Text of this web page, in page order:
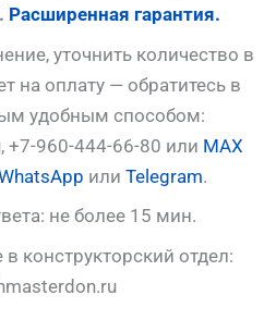
Расширенная гарантия.
уточнить количество в
на оплату — обратитесь в
удобным способом:
+7-960-444-66-80 или MAX
или Telegram.
не более 15 мин.
конструкторский отдел: